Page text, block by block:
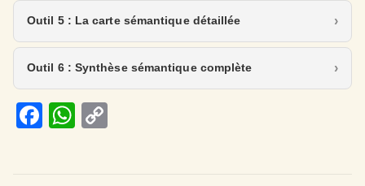
Outil 5 : La carte sémantique détaillée
Outil 6 : Synthèse sémantique complète
Fa
W